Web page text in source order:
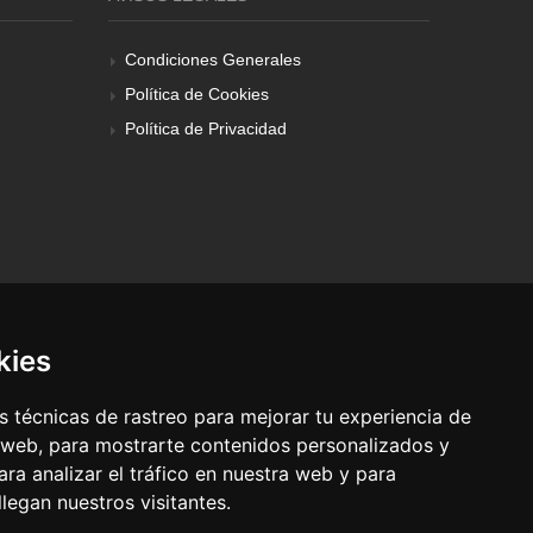
técnicas de rastreo para mejorar tu experiencia de
para mostrarte contenidos personalizados y
analizar el tráfico en nuestra web y para
nuestros visitantes.
Condiciones Generales
Política de Cookies
Política de Privacidad